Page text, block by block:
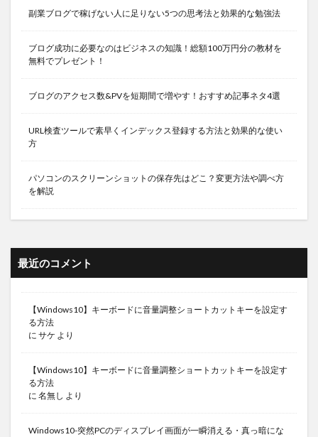
副業ブログで稼げない人に足りない5つの思考法と効果的な勉強法
ブログ成功に必要なのはビジネスの知識！総額100万円分の教材を
無料でプレゼント！
ブログのアクセス数&PVを短期間で増やす！おすすめ記事ネタ4選
URL検査ツールで素早くインデックス登録する方法と効果的な使い
方
パソコンのスクリーンショットの保存先はどこ？変更方法や調べ方
を解説
最近のコメント
【Windows10】キーボードに音量調整ショートカットキーを設定す
る方法
に サケ より
【Windows10】キーボードに音量調整ショートカットキーを設定す
る方法
に 名無し より
Windows10-突然PCのディスプレイ画面が一瞬消える・真っ暗にな